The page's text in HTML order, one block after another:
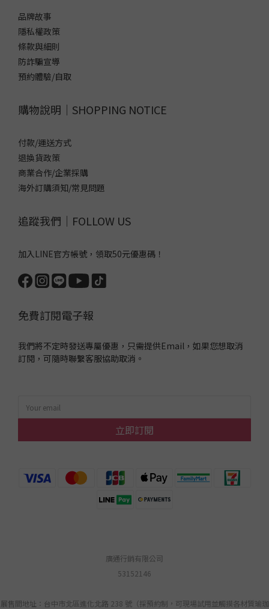
品牌故事
隱私權政策
條款與細則
防詐騙宣導
預約體驗/自取
購物說明｜SHOPPING NOTICE
付款/運送方式
退換貨政策
商業合作/企業採購
海外訂購須知/常見問題
追蹤我們｜FOLLOW US
加入LINE官方帳號，領取50元優惠碼！
免費訂閱電子報
我們將不定時發送專屬優惠，只需提供Email，如果您想取消
訂閱，可隨時聯繫客服協助取消。
立即訂閱
廣通行銷有限公司
53152146
展售間地址：台中市北區進化北路 238 號（採預約制，可現場試用並觸摸各材質瑜珈